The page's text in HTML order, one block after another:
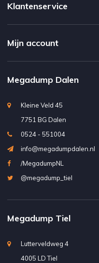
Klantenservice
Mijn account
Megadump Dalen
Kleine Veld 45
7751 BG Dalen
0524 - 551004
info@megadumpdalen.nl
/MegadumpNL
@megadump_tiel
Megadump Tiel
Lutterveldweg 4
4005 LD Tiel